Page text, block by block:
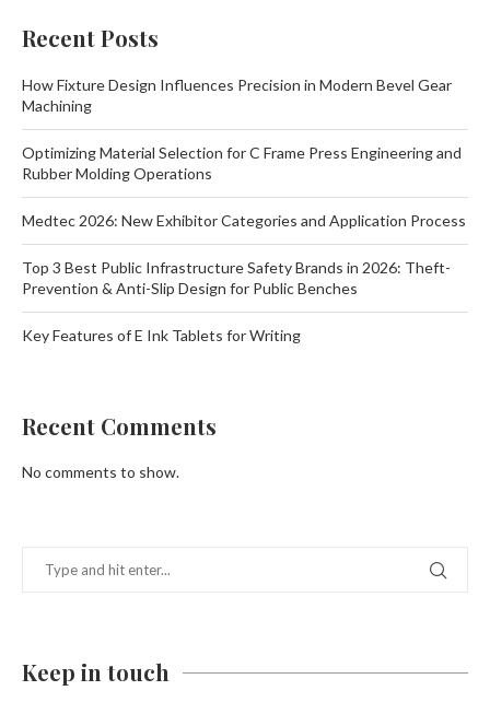
Recent Posts
How Fixture Design Influences Precision in Modern Bevel Gear
Machining
Optimizing Material Selection for C Frame Press Engineering and
Rubber Molding Operations
Medtec 2026: New Exhibitor Categories and Application Process
Top 3 Best Public Infrastructure Safety Brands in 2026: Theft-
Prevention & Anti-Slip Design for Public Benches
Key Features of E Ink Tablets for Writing
Recent Comments
No comments to show.
Keep in touch